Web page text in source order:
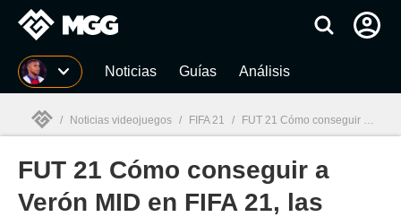
MGG Noticias Guías Análisis
MGG
/ Noticias videojuegos / FIFA 21 / FUT 21 Cómo conseguir a Verón MID en FIFA 21, las mejores soluciones al SBC de este Icono
FUT 21 Cómo conseguir a
Verón MID en FIFA 21, las